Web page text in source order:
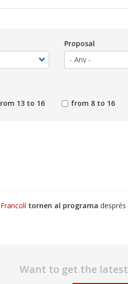
Proposal
13 to 16 from 8 to 16
tornen al programa
Want to get the